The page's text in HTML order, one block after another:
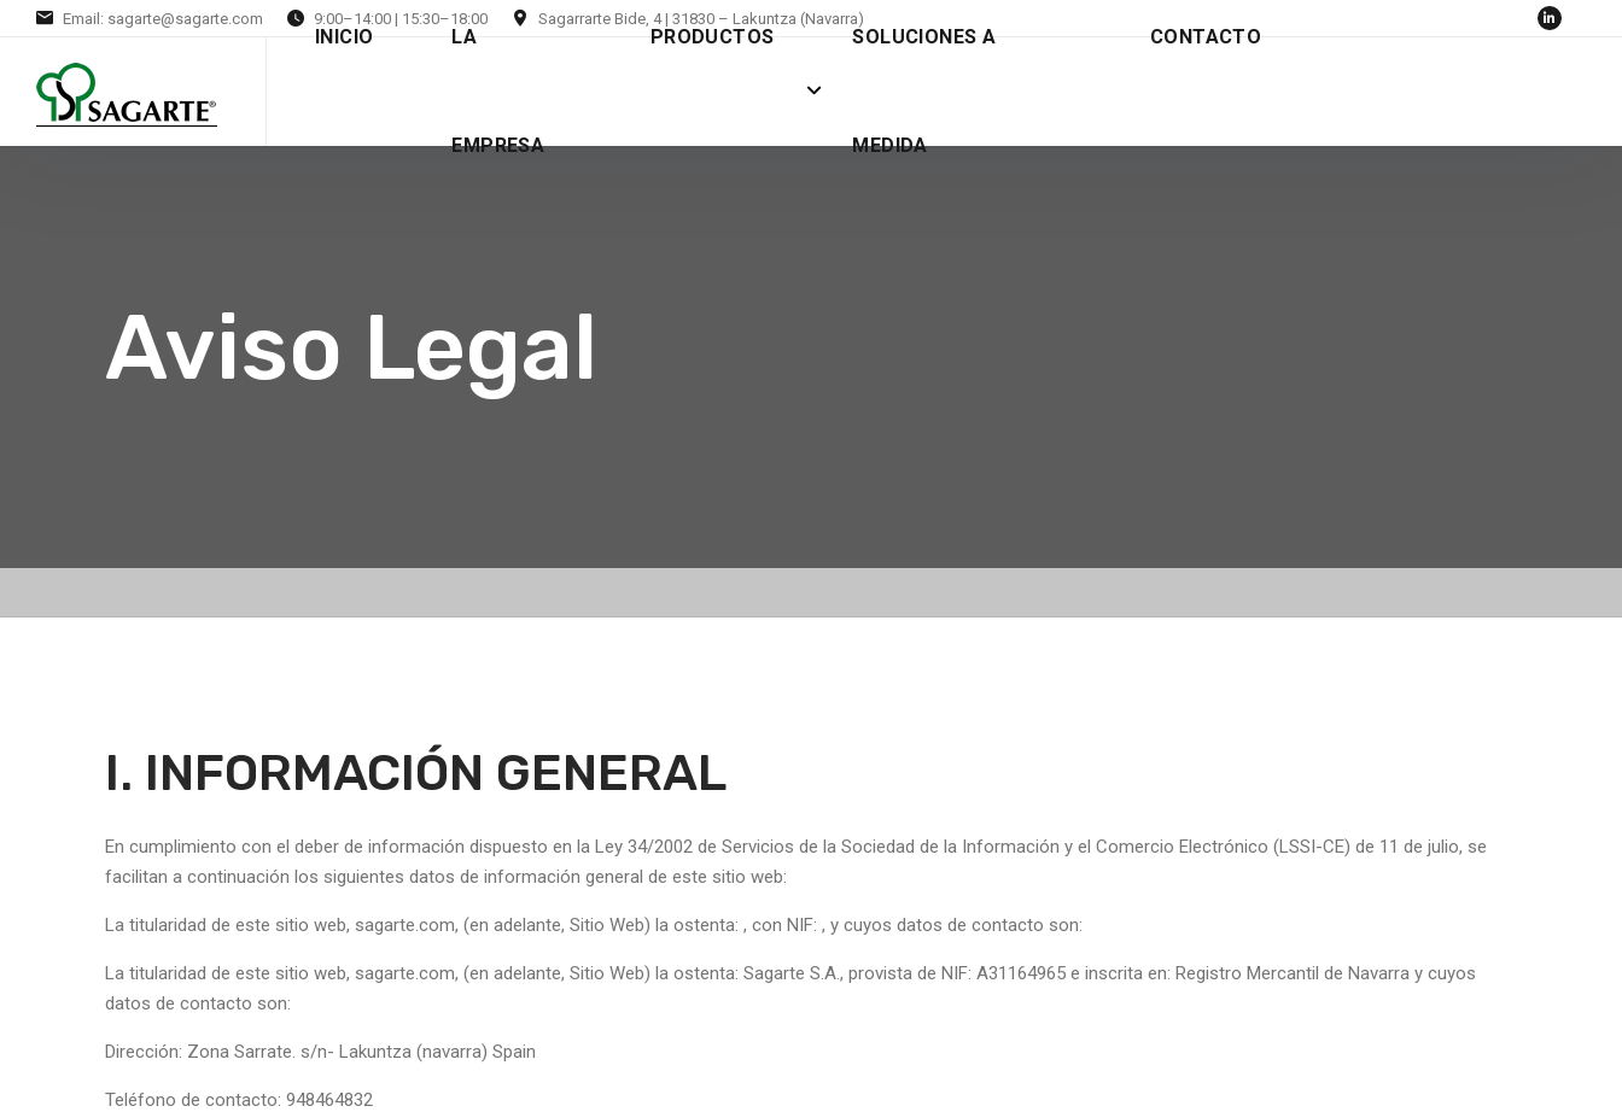
Email: sagarte@sagarte.com 9:00–14:00 | 15:30–18:00 Sagarrarte Bide, 4 | 31830 – Lakuntza (Navarra)
INICIO LA
EMPRESA
PRODUCTOS SOLUCIONES A
MEDIDA
CONTACTO
Aviso Legal
I. INFORMACIÓN GENERAL
En cumplimiento con el deber de información dispuesto en la Ley 34/2002 de Servicios de la Sociedad de la Información y el Comercio Electrónico (LSSI-CE) de 11 de julio, se
facilitan a continuación los siguientes datos de información general de este sitio web:
La titularidad de este sitio web, sagarte.com, (en adelante, Sitio Web) la ostenta: , con NIF: , y cuyos datos de contacto son:
La titularidad de este sitio web, sagarte.com, (en adelante, Sitio Web) la ostenta: Sagarte S.A., provista de NIF: A31164965 e inscrita en: Registro Mercantil de Navarra y cuyos
datos de contacto son:
Dirección: Zona Sarrate. s/n- Lakuntza (navarra) Spain
Teléfono de contacto: 948464832